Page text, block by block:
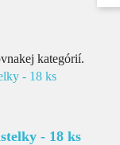
kategórií.
- 18 ks